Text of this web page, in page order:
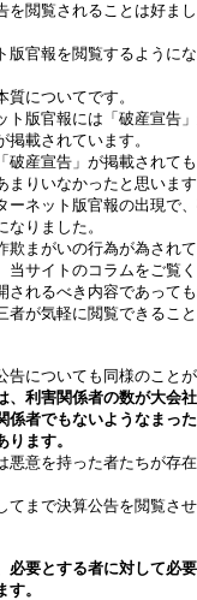
を閲覧されることは好ま
官報を閲覧するように
についてです。
版官報には「破産宣告
載されています。
産宣告」が掲載されて
まりいなかったと思います
ネット版官報の出現で
りました。
まがいの行為が為され
サイトのコラムをご覧く
れるべき内容であって
者が気軽に閲覧できるこ
についても同様のことが
、利害関係者の数が大会
係者でもないようなまっ
ます。
意を持った者たちが存
まで決算公告を閲覧さ
必要とする者に対して必
。